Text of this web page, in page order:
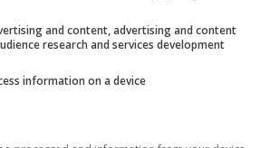
costituiscono nozioni basilari,
eccessivamente, andando
multe per eccesso di velocità
è decisamente più facile
fare contestazione.
and content, advertising and content
research and services development
information on a device